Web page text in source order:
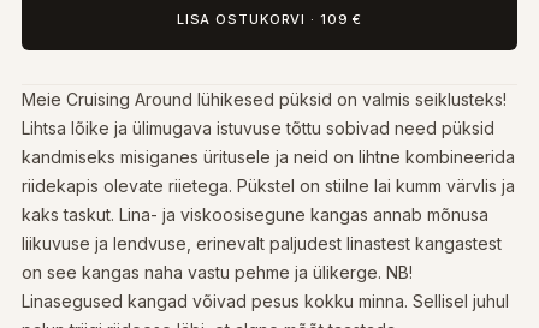
LISA OSTUKORVI · 109 €
Meie Cruising Around lühikesed püksid on valmis seiklusteks!
Lihtsa lõike ja ülimugava istuvuse tõttu sobivad need püksid
kandmiseks misiganes üritusele ja neid on lihtne kombineerida
riidekapis olevate riietega. Pükstel on stiilne lai kumm värvlis ja
kaks taskut. Lina- ja viskoosisegune kangas annab mõnusa
liikuvuse ja lendvuse, erinevalt paljudest linastest kangastest
on see kangas naha vastu pehme ja ülikerge. NB!
Linasegused kangad võivad pesus kokku minna. Sellisel juhul